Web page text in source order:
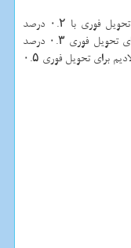
در بازار سایر فلزات ارزشمند، هر اونس نقره برای تحویل فوری با ۰.۲ درصد
افزایش، به ۱۴.۳۷ دلار رسید. هر اونس پلاتین برای تحویل فوری ۰.۳ درصد
افزایش یافت و به ۷۹۸.۲۳ دلار رسید. هر اونس پالادیم برای تحویل فوری ۰.۵